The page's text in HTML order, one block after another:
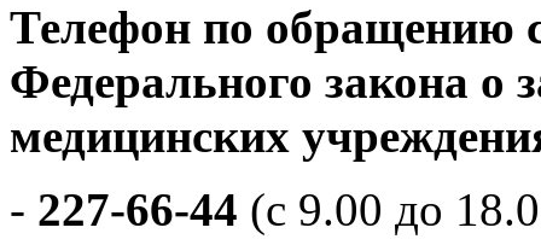
Телефон по обращению
Федерального закона о
медицинских
- 227-66-44 (с 9.00 до